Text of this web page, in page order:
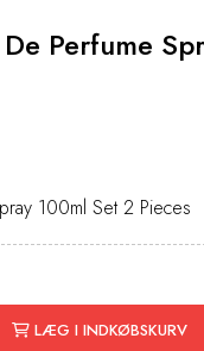
Perfume
100ml Set 2 Pieces
LÆG I INDKØBSKURV